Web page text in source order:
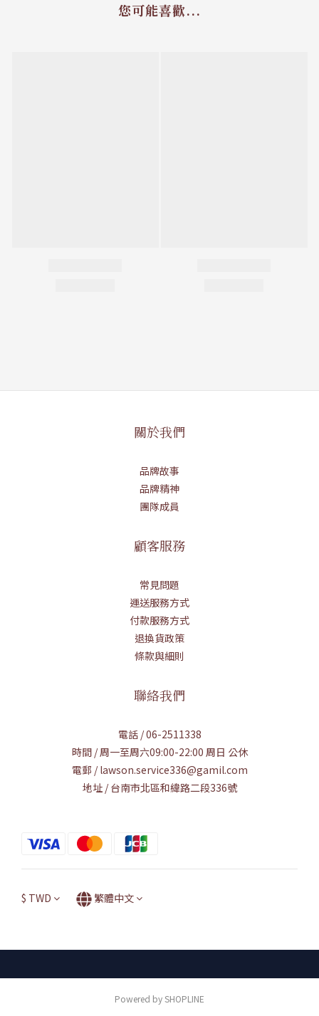
您可能喜歡...
關於我們
品牌故事
品牌精神
團隊成員
顧客服務
常見問題
運送服務方式
付款服務方式
退換貨政策
條款與細則
聯絡我們
電話 / 06-2511338
時間 / 周一至周六09:00-22:00 周日 公休
電郵 / lawson.service336@gamil.com
地址 / 台南市北區和緯路二段336號
$ TWD 繁體中文
Powered by SHOPLINE